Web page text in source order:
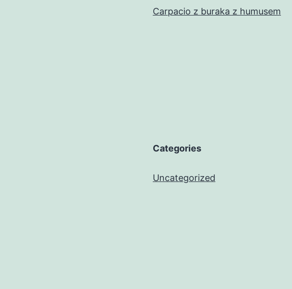
Carpacio z buraka z humusem
Categories
Uncategorized